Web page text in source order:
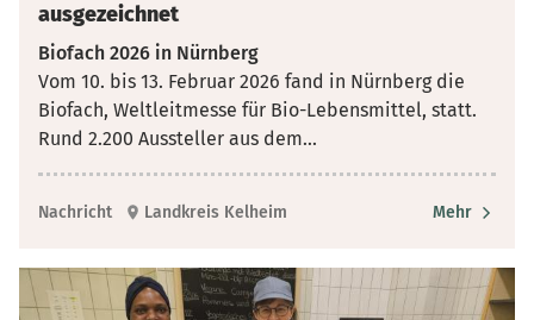
ausgezeichnet
Biofach 2026 in Nürnberg
Vom 10. bis 13. Februar 2026 fand in Nürnberg die
Biofach, Weltleitmesse für Bio-Lebensmittel, statt.
Rund 2.200 Aussteller aus dem...
Nachricht Landkreis Kelheim Mehr